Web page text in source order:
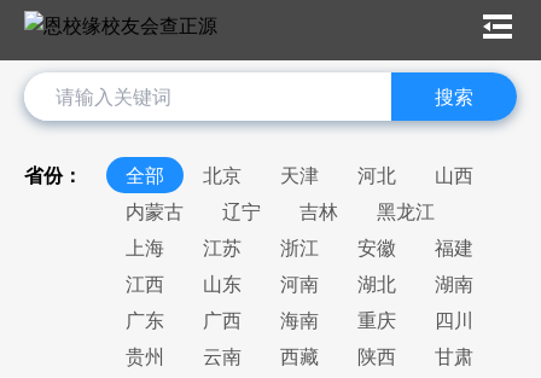
搜索
省份： 全部 北京 天津 河北
山西
内蒙古
辽宁 吉林
黑龙江
上海
江苏 浙江 安徽
福建
江西
山东 河南 湖北
湖南
广东
广西 海南 重庆
四川
贵州
云南 西藏 陕西
甘肃